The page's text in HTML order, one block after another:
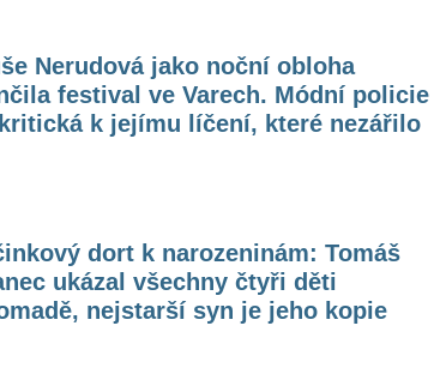
Nerudová jako noční obloha
festival ve Varech. Módní policie
k jejímu líčení, které nezářilo
dort k narozeninám: Tomáš
ukázal všechny čtyři děti
nejstarší syn je jeho kopie